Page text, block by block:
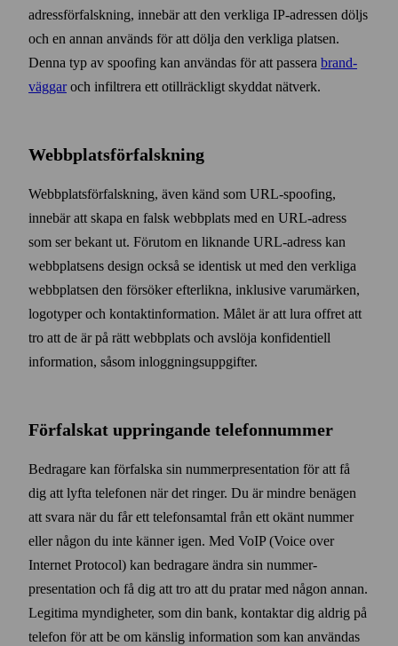
adress­förfalskning, innebär att den verkliga IP-adressen döljs
och en annan används för att dölja den verkliga platsen.
Denna typ av spoofing kan användas för att passera brand­
väggaroch infiltrera ett otillräckligt skyddat nätverk.
Webbplats­förfalskning
Webbplatsförfalskning, även känd som URL-spoofing,
innebär att skapa en falsk webb­plats med en URL-adress
som ser bekant ut. För­utom en liknande URL-adress kan
webb­platsens design också se identisk ut med den verkliga
webb­platsen den försöker efter­likna, inklusive varu­märken,
logo­typer och kontakt­information. Målet är att lura offret att
tro att de är på rätt webb­plats och avslöja konfidentiell
information, såsom inloggnings­uppgifter.
Förfalskat uppringande telefon­nummer
Bedragare kan förfalska sin nummer­presentation för att få
dig att lyfta telefonen när det ringer. Du är mindre benägen
att svara när du får ett telefon­samtal från ett okänt nummer
eller någon du inte känner igen. Med VoIP (Voice over
Internet Protocol) kan bedragare ändra sin nummer­
presentation och få dig att tro att du pratar med någon annan.
Legitima myndigheter, som din bank, kontaktar dig aldrig på
telefon för att be om känslig information som kan användas